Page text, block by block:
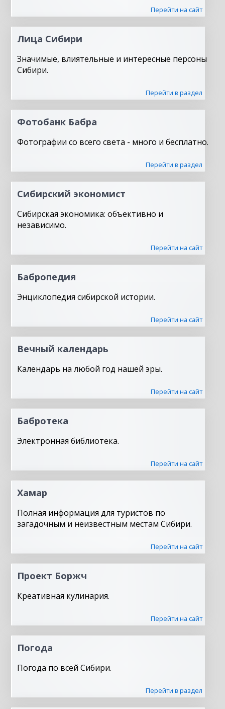
Перейти на сайт
Лица Сибири
Значимые, влиятельные и интересные персоны
Сибири.
Перейти в раздел
Фотобанк Бабра
Фотографии со всего света - много и бесплатно.
Перейти в раздел
Сибирский экономист
Сибирская экономика: объективно и
независимо.
Перейти на сайт
Бабропедия
Энциклопедия сибирской истории.
Перейти на сайт
Вечный календарь
Календарь на любой год нашей эры.
Перейти на сайт
Бабротека
Электронная библиотека.
Перейти на сайт
Хамар
Полная информация для туристов по
загадочным и неизвестным местам Сибири.
Перейти на сайт
Проект Боржч
Креативная кулинария.
Перейти на сайт
Погода
Погода по всей Сибири.
Перейти в раздел